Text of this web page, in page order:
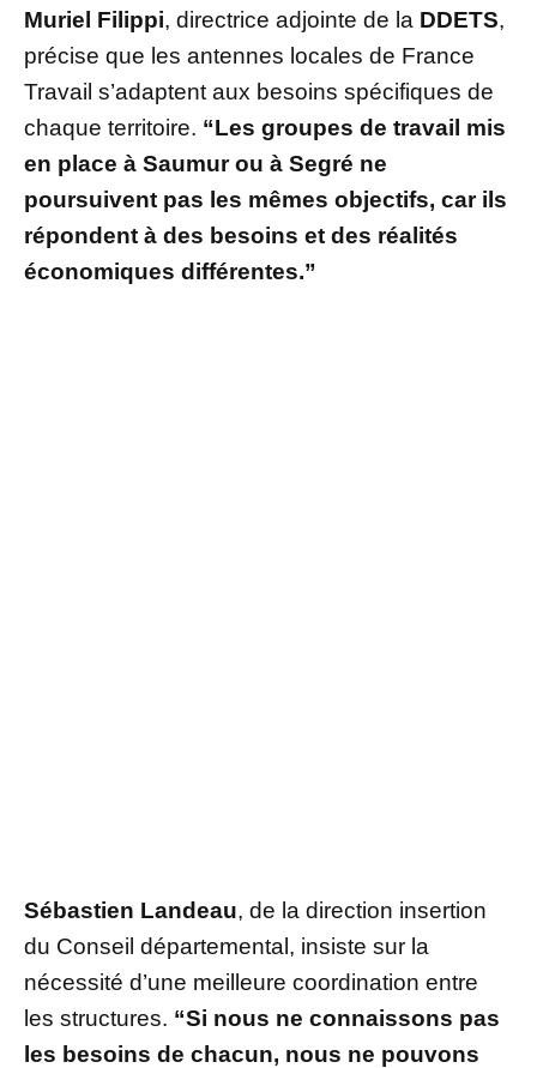
Muriel Filippi, directrice adjointe de la DDETS,
précise que les antennes locales de France
Travail s’adaptent aux besoins spécifiques de
chaque territoire. “Les groupes de travail mis
en place à Saumur ou à Segré ne
poursuivent pas les mêmes objectifs, car ils
répondent à des besoins et des réalités
économiques différentes.”
Sébastien Landeau, de la direction insertion
du Conseil départemental, insiste sur la
nécessité d’une meilleure coordination entre
les structures. “Si nous ne connaissons pas
les besoins de chacun, nous ne pouvons